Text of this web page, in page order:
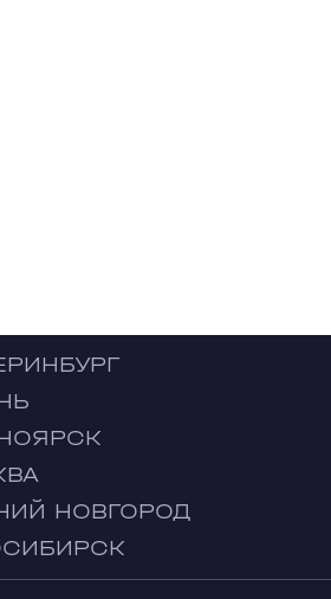
НОВГОРОД